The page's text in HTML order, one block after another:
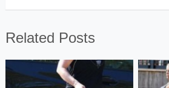
Related Posts